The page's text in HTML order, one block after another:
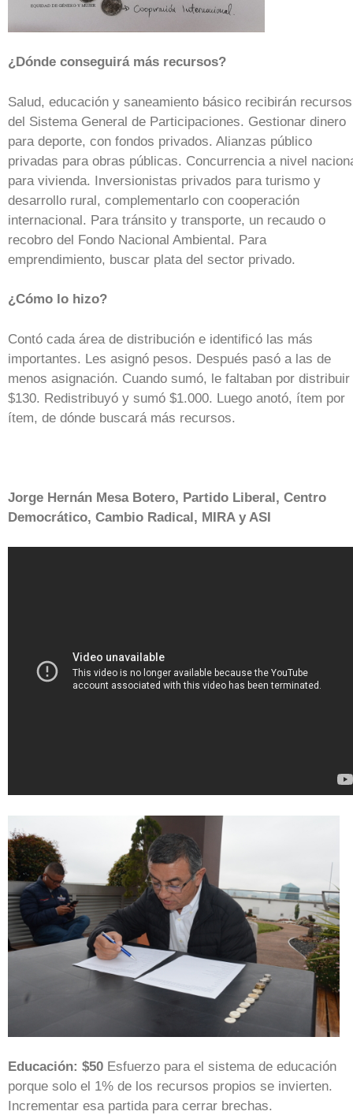
¿Dónde conseguirá más recursos?
Salud, educación y saneamiento básico recibirán recursos
del Sistema General de Participaciones. Gestionar dinero
para deporte, con fondos privados. Alianzas público
privadas para obras públicas. Concurrencia a nivel
para vivienda. Inversionistas privados para turismo y
desarrollo rural, complementarlo con cooperación
internacional. Para tránsito y transporte, un recaudo o
recobro del Fondo Nacional Ambiental. Para
emprendimiento, buscar plata del sector privado.
¿Cómo lo hizo?
Contó cada área de distribución e identificó las más
importantes. Les asignó pesos. Después pasó a las de
menos asignación. Cuando sumó, le faltaban por distribuir
$130. Redistribuyó y sumó $1.000. Luego anotó, ítem por
ítem, de dónde buscará más recursos.
Jorge Hernán Mesa Botero, Partido Liberal, Centro
Democrático, Cambio Radical, MIRA y ASI
Educación: $50 Esfuerzo para el sistema de educación
porque solo el 1% de los recursos propios se invierten.
Incrementar esa partida para cerrar brechas.